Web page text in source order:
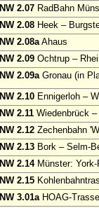
NW 2.07 RadBahn
NW 2.08 Heek –
NW 2.08aAhaus
NW 2.09 Ochtrup –
NW 2.09aGronau (in
NW 2.10 Ennigerloh –
NW 2.11 Wiedenbrück
NW 2.12 Zechenbahn
NW 2.13 Bork – Selm-
NW 2.14Münster: York-
NW 2.15
NW 3.01aHOAG-